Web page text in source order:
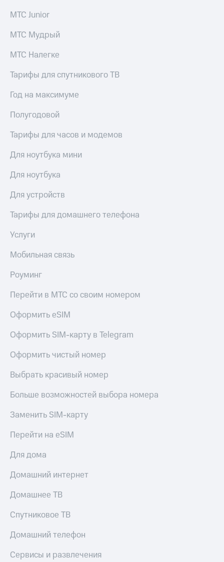
МТС Junior
МТС Мудрый
МТС Налегке
Тарифы для спутникового ТВ
Год на максимуме
Полугодовой
Тарифы для часов и модемов
Для ноутбука мини
Для ноутбука
Для устройств
Тарифы для домашнего телефона
Услуги
Мобильная связь
Роуминг
Перейти в МТС со своим номером
Оформить eSIM
Оформить SIM-карту в Telegram
Оформить чистый номер
Выбрать красивый номер
Больше возможностей выбора номера
Заменить SIM-карту
Перейти на eSIM
Для дома
Домашний интернет
Домашнее ТВ
Спутниковое ТВ
Домашний телефон
Сервисы и развлечения